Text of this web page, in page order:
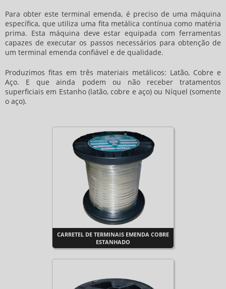
Para obter este terminal emenda, é preciso de uma máquina
específica, que utiliza uma fita metálica contínua como matéria
prima. Esta máquina deve estar equipada com ferramentas
capazes de executar os passos necessários para obtenção de
um terminal emenda confiável e de qualidade.
Produzimos fitas em três materiais metálicos: Latão, Cobre e
Aço. E que ainda podem ou não receber tratamentos
superficiais em Estanho (latão, cobre e aço) ou Níquel (somente
o aço).
CARRETEL DE TERMINAIS EMENDA COBRE
ESTANHADO